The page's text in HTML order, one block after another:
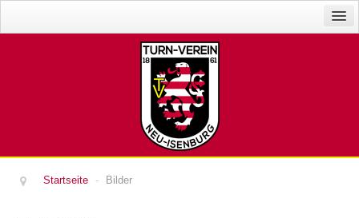
Sponsoren
Startseite - Bilder